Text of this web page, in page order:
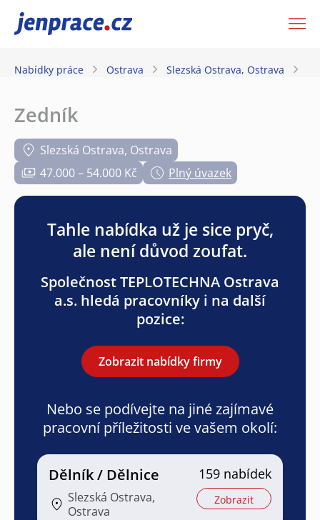
JenPráce.cz
Nabídky práce Ostrava Slezská Ostrava, Ostrava
Zedník
Slezská Ostrava, Ostrava
47.000 – 54.000 Kč
Plný úvazek
Tahle nabídka už je sice pryč,
ale není důvod zoufat.
Společnost TEPLOTECHNA Ostrava
a.s. hledá pracovníky i na další
pozice:
Zobrazit nabídky firmy
Nebo se podívejte na jiné zajímavé
pracovní příležitosti ve vašem okolí:
Dělník / Dělnice
Slezská Ostrava,
Ostrava
159 nabídek
Zobrazit